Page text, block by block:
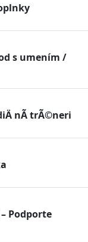
s umením /
nÃ­ trÃ©neri
Podporte